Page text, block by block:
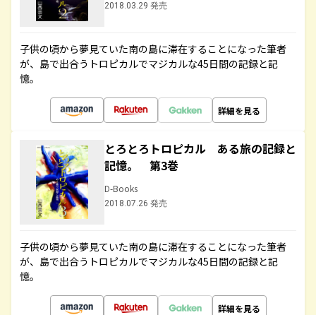
2018.03.29 発売
子供の頃から夢見ていた南の島に滞在することになった筆者
が、島で出合うトロピカルでマジカルな45日間の記録と記
憶。
詳細を見る
とろとろトロピカル ある旅の記録と
記憶。 第3巻
D-Books
2018.07.26 発売
子供の頃から夢見ていた南の島に滞在することになった筆者
が、島で出合うトロピカルでマジカルな45日間の記録と記
憶。
詳細を見る